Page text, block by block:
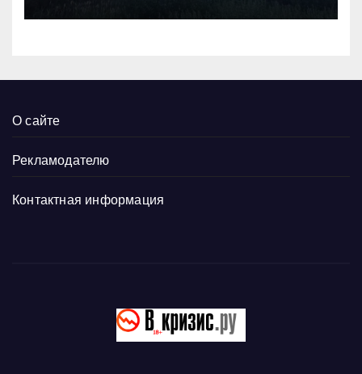
О сайте
Рекламодателю
Контактная информация